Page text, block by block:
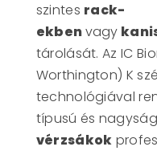
szintes rack-
ekbenvagy
tárolását. Az IC
Worthington) K
technológiával
típusú és
vérzsákok